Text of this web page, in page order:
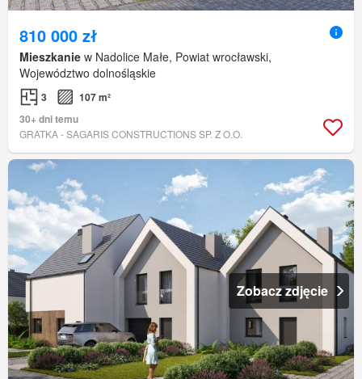
810 000 zł
Mieszkanie w Nadolice Małe, Powiat wrocławski,
Województwo dolnośląskie
3
107 m²
30+ dni temu
GRATKA - SAGARIS CONSTRUCTIONS SP. Z O.O.
Zobacz zdjęcie